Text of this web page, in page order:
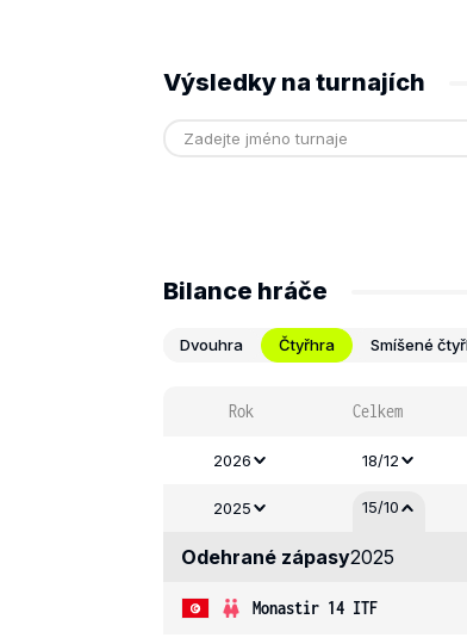
Výsledky na turnajích
Bilance hráče
Dvouhra Čtyřhra Smíšené
Rok Celkem
2026 18/12
2025 15/10
Odehrané zápasy2025
Monastir 14 ITF